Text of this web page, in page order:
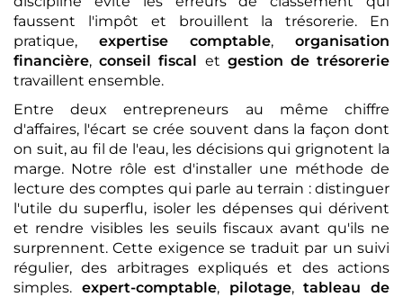
faussent l'impôt et brouillent la trésorerie. En
pratique, expertise comptable, organisation
financière,conseil fiscal et gestion de trésorerie
travaillent ensemble.
Entre deux entrepreneurs au même chiffre
d'affaires, l'écart se crée souvent dans la façon dont
on suit, au fil de l'eau, les décisions qui grignotent la
marge. Notre rôle est d'installer une méthode de
lecture des comptes qui parle au terrain : distinguer
l'utile du superflu, isoler les dépenses qui dérivent
et rendre visibles les seuils fiscaux avant qu'ils ne
surprennent. Cette exigence se traduit par un suivi
régulier, des arbitrages expliqués et des actions
simples. expert-comptable, pilotage,tableau de